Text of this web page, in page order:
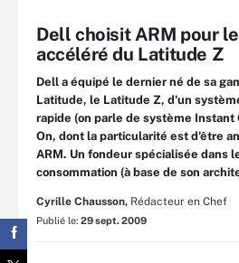
Dell choisit ARM pour
accéléré du Latitude Z
Dell a équipé le dernier né de sa
Latitude, le Latitude Z, d'un
rapide (on parle de système Instant
On, dont la particularité est d'être
ARM. Un fondeur spécialisée dans
consommation (à base de son
Cyrille Chausson, Rédacteur en Chef
Publié le: 29 sept. 2009